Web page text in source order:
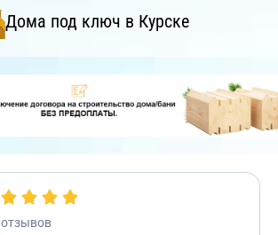
Дома под ключ в Курске
отзывов